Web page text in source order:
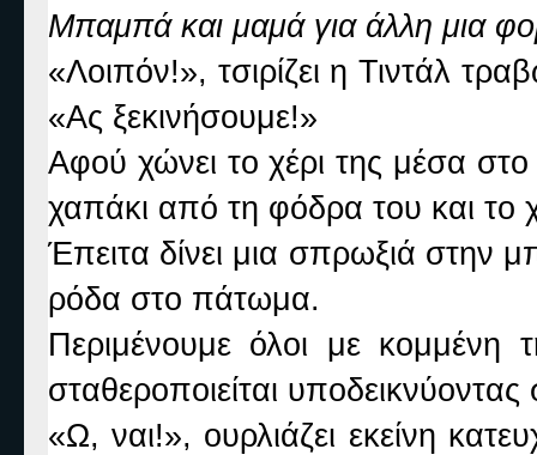
Μπαμπά και μαμά για άλλη μια
«Λοιπόν!», τσιρίζει η Τιντάλ
«Ας ξεκινήσουμε!»
Αφού χώνει το χέρι της μέσα
χαπάκι από τη φόδρα του και το
Έπειτα δίνει μια σπρωξιά στην
ρόδα στο πάτωμα.
Περιμένουμε όλοι με
σταθεροποιείται
«Ω, ναι!», ουρλιάζει εκείνη